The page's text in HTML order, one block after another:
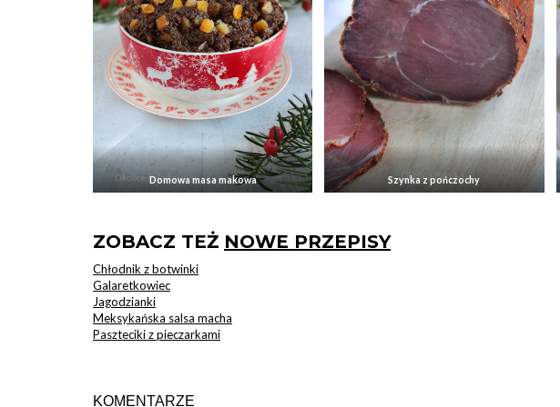
Domowa masa makowa Szynka z pończochy
ZOBACZ TEŻ NOWE PRZEPISY
Chłodnik z botwinki
Galaretkowiec
Jagodzianki
Meksykańska salsa macha
Paszteciki z pieczarkami
KOMENTARZE